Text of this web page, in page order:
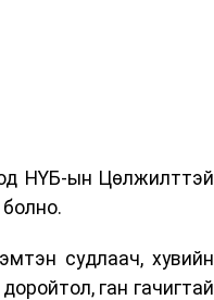
НҮБ-ын Цөлжилттэй
судлаач, хувийн
ган гачигтай